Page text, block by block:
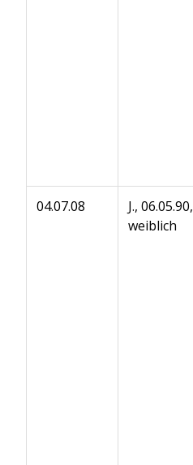
04.07.08
J., 06.05.90,
weiblich